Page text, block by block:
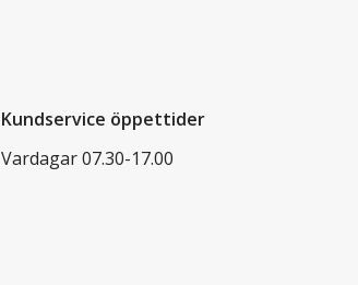
Kundservice öppettider
Vardagar 07.30-17.00